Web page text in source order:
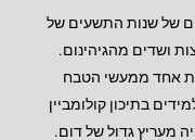
של שנות התשעים של
ושדים מהגיהינום.
את אחד ממעשי הטבח
ביותר בארה"ב, כשרצחו מורה ו-12 תלמידים בתיכון קולומביין
מעריץ גדול של דום.